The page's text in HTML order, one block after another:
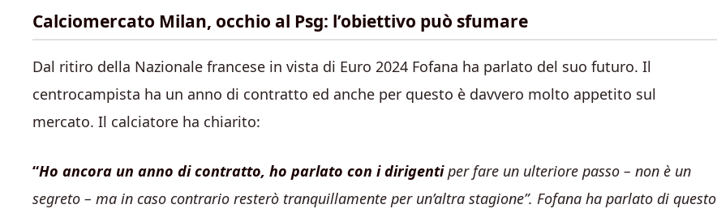
Calciomercato Milan, occhio al Psg: l’obiettivo può sfumare
Dal ritiro della Nazionale francese in vista di Euro 2024 Fofana ha parlato del suo futuro. Il
centrocampista ha un anno di contratto ed anche per questo è davvero molto appetito sul
mercato. Il calciatore ha chiarito:
“Ho ancora un anno di contratto, ho parlato con i dirigentiper fare un ulteriore passo – non è un
segreto – ma in caso contrario resterò tranquillamente per un’altra stagione”. Fofana ha parlato di questo